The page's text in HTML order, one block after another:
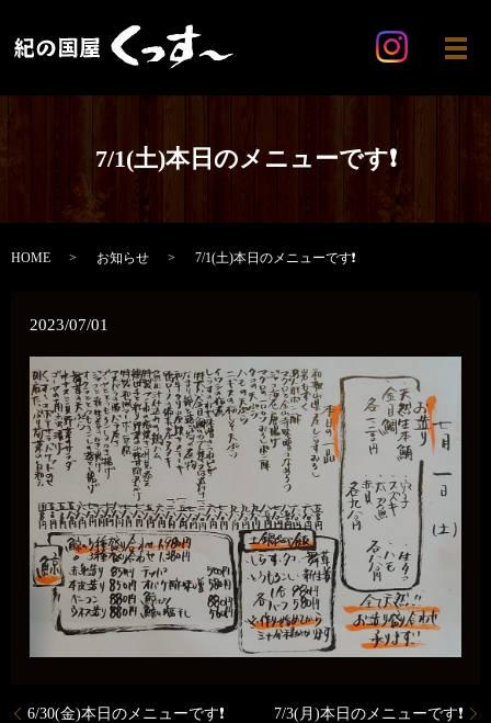
メ
7/1(土)本日のメニューです❗
HOME お知らせ 7/1(土)本日のメニューです❗
2023/07/01
6/30(金)本日のメニューです❗ 7/3(月)本日のメニューです❗